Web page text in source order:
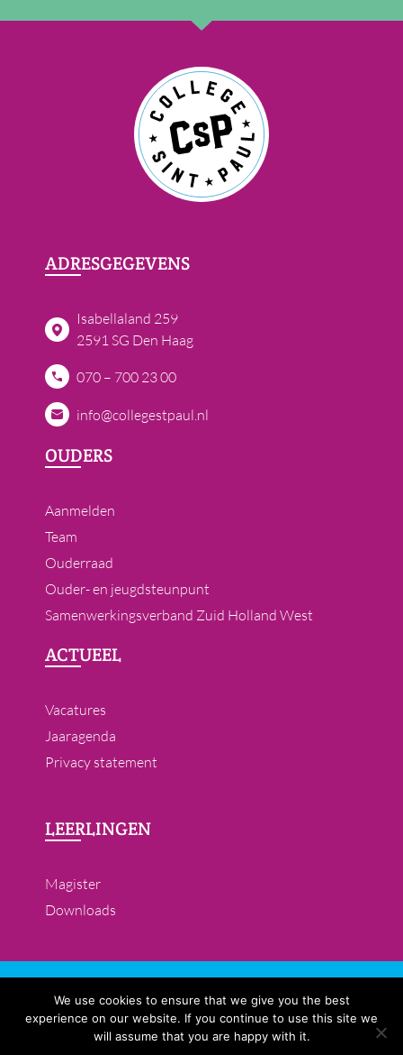
ADRESGEGEVENS
Isabellaland 259
2591 SG Den Haag
070 – 700 23 00
info@collegestpaul.nl
OUDERS
Aanmelden
Team
Ouderraad
Ouder- en jeugdsteunpunt
Samenwerkingsverband Zuid Holland West
ACTUEEL
Vacatures
Jaaragenda
Privacy statement
LEERLINGEN
Magister
Downloads
© 2019- 2026 All rights reserved. College St. Paul is een
school voor vmbo en lwoo en maakt deel uit van de
Lucas VO Den Haag
We use cookies to ensure that we give you the best
experience on our website. If you continue to use this site we
will assume that you are happy with it.